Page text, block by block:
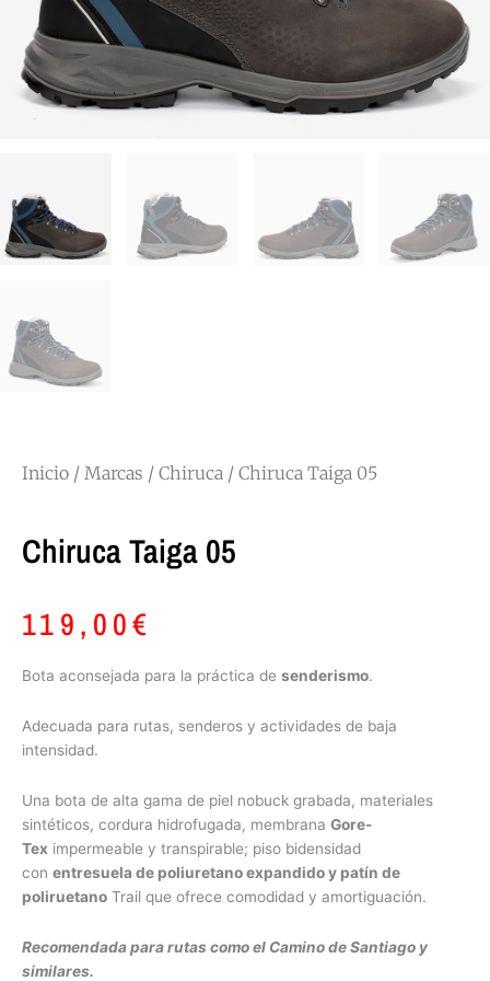
Inicio / Marcas / Chiruca / Chiruca Taiga 05
Chiruca Taiga 05
119,00€
Bota aconsejada para la práctica de senderismo.
Adecuada para rutas, senderos y actividades de baja
intensidad.
Una bota de alta gama de piel nobuck grabada, materiales
sintéticos, cordura hidrofugada, membrana Gore-
Tex impermeable y transpirable; piso bidensidad
con entresuela de poliuretano expandido y patín de
poliruetano Trail que ofrece comodidad y amortiguación.
Recomendada para rutas como el Camino de Santiago y
similares.